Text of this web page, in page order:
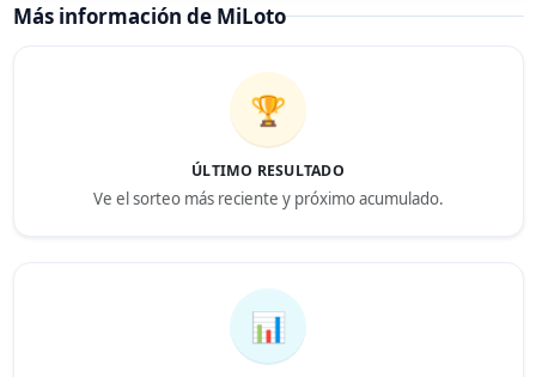
Más información de MiLoto
🏆
ÚLTIMO RESULTADO
Ve el sorteo más reciente y próximo acumulado.
📊